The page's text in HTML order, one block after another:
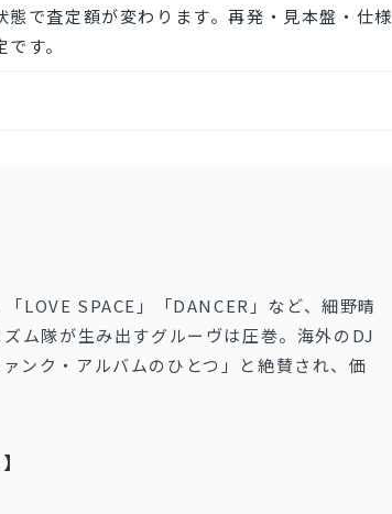
態で査定額が変わります。再発・見本盤・仕様
す。
LOVE SPACE」「DANCER」など、細野晴
ム隊が生み出すグルーヴは圧巻。海外のDJ
ンク・アルバムのひとつ」と絶賛され、価